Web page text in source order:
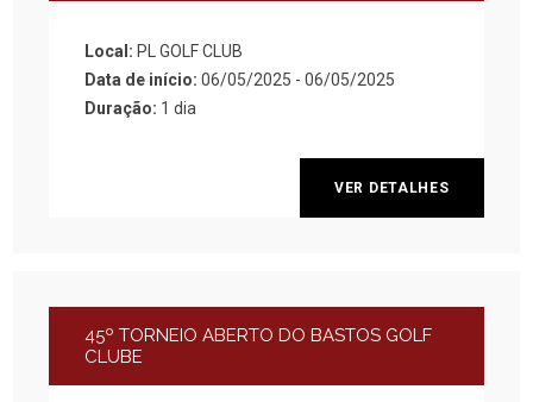
Local: PL GOLF CLUB
Data de início:06/05/2025 - 06/05/2025
Duração: 1 dia
VER DETALHES
45º TORNEIO ABERTO DO BASTOS GOLF
CLUBE